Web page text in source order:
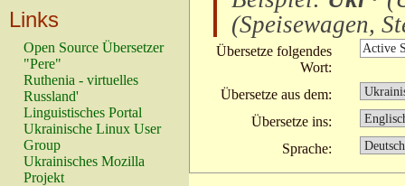
Links
Open Source Übersetzer
"Pere"
Ruthenia - virtuelles
Russland'
Linguistisches Portal
Ukrainische Linux User
Group
Ukrainisches Mozilla
Projekt
(Speisewagen,
Übersetze folgendes
Wort:
Übersetze aus dem:
Übersetze ins:
Sprache: